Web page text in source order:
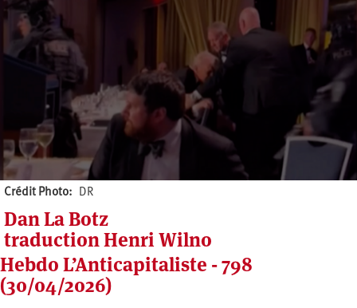
Crédit Photo DR
Dan La Botz
traduction Henri Wilno
Hebdo L’Anticapitaliste - 798
(30/04/2026)